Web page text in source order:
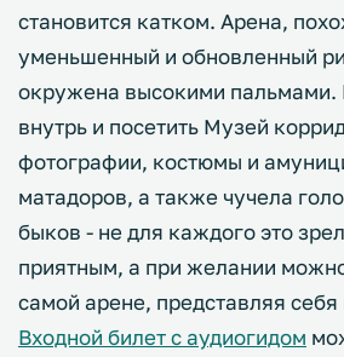
становится катком. Арена,
уменьшенный и обновленный
окружена высокими пальмами.
внутрь и посетить Музей
фотографии, костюмы и
матадоров, а также чучела
быков - не для каждого это
приятным, а при желании
самой арене, представляя
Входной билет с аудиогидом